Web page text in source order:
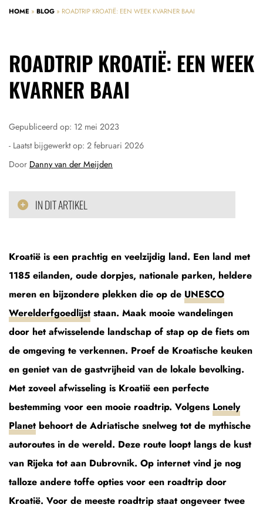
HOME » BLOG » ROADTRIP KROATIË: EEN WEEK KVARNER BAAI
ROADTRIP KROATIË: EEN WEEK
KVARNER BAAI
Gepubliceerd op: 12 mei 2023
- Laatst bijgewerkt op: 2 februari 2026
Door Danny van der Meijden
IN DIT ARTIKEL
Kroatië is een prachtig en veelzijdig land. Een land met
1185 eilanden, oude dorpjes, nationale parken, heldere
meren en bijzondere plekken die op de UNESCO
Werelderfgoedlijst staan. Maak mooie wandelingen
door het afwisselende landschap of stap op de fiets om
de omgeving te verkennen. Proef de Kroatische keuken
en geniet van de gastvrijheid van de lokale bevolking.
Met zoveel afwisseling is Kroatië een perfecte
bestemming voor een mooie roadtrip. Volgens Lonely
Planet behoort de Adriatische snelweg tot de mythische
autoroutes in de wereld. Deze route loopt langs de kust
van Rijeka tot aan Dubrovnik. Op internet vind je nog
talloze andere toffe opties voor een roadtrip door
Kroatië. Voor de meeste roadtrip staat ongeveer twee